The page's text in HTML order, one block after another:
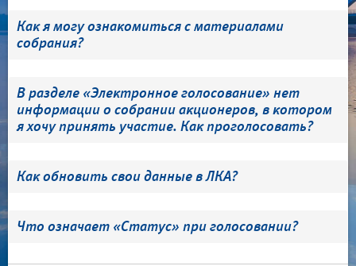
Как я могу ознакомиться с материалами
собрания?
В разделе «Электронное голосование» нет
информации о собрании акционеров, в котором
я хочу принять участие. Как проголосовать?
Как обновить свои данные в ЛКА?
Что означает «Статус» при голосовании?